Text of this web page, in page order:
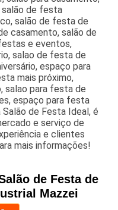
salão de festa
salão de festa de
casamento, salão de
e eventos,
salao de festa de
espaço para
mais próximo,
salao para festa de
espaço para festa
de Festa Ideal, é
e serviço de
e clientes
mais informações!
de Festa de
Mazzei